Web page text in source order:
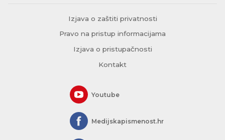
Izjava o zaštiti privatnosti
Pravo na pristup informacijama
Izjava o pristupačnosti
Kontakt
Youtube
Medijskapismenost.hr